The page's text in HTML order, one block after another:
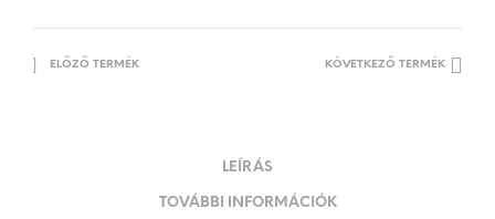
ELŐZŐ TERMÉK KÖVETKEZŐ TERMÉK
LEÍRÁS
TOVÁBBI INFORMÁCIÓK